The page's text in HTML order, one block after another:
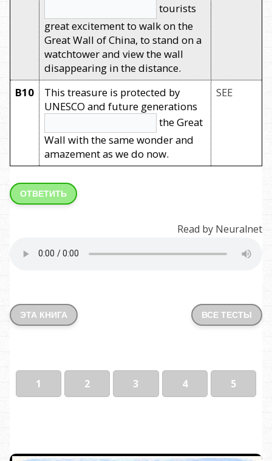
tourists
great excitement to walk on the
Great Wall of China, to stand on a
watchtower and view the wall
disappearing in the distance.
B10
This treasure is protected by
UNESCO and future generations
the Great
Wall with the same wonder and
amazement as we do now.
SEE
ОТВЕТИТЬ
Read by Neuralnet
ЭТА КНИГА ВСЕ ТЕСТЫ
1 2 3 4 5